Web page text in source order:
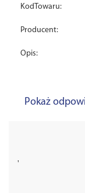
KodTowaru:
Producent:
Opis:
Pokaż
'